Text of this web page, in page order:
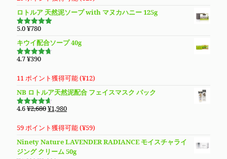
ロトルア 天然泥ソープ with マヌカハニー 125g
5段階で
5.0¥780
キウイ配合ソープ 40g
5段階で
4.7¥390
11 ポイント獲得可能 (¥12)
NB ロトルア天然泥配合 フェイスマスク パック
5段階で
4.6¥2,680元
価
は
¥2,680
¥1,980現
の
格
は
59 ポイント獲得可能 (¥59)
Ninety Nature LAVENDER RADIANCE モイスチャライ
ジング クリーム 50g